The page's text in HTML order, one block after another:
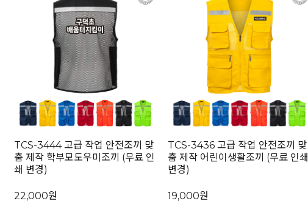
TCS-3444 고급 작업 안전조끼 맞
춤 제작 학부모도우미조끼 (무료 인
쇄 변경)
22,000원
TCS-3436 고급 작업 안전조끼 맞
춤 제작 어린이생활조끼 (무료 인쇄
변경)
19,000원